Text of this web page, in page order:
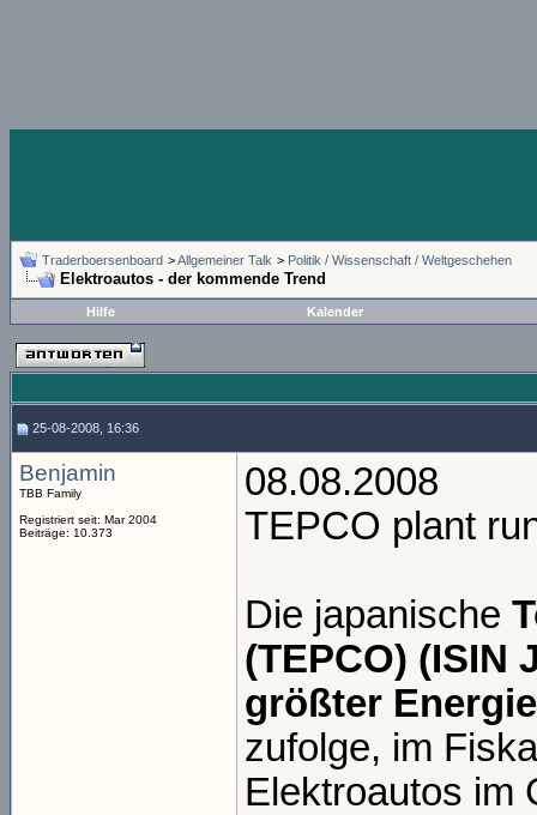
Traderboersenboard >Allgemeiner Talk > Politik / Wissenschaft / Weltgeschehen
Elektroautos - der kommende Trend
Hilfe Kalender
25-08-2008, 16:36
Benjamin
TBB Family
Registriert seit: Mar 2004
Beiträge: 10.373
08.08.2008
TEPCO plant
Die japanische
(TEPCO) (ISIN
größter
zufolge, im
Elektroautos im